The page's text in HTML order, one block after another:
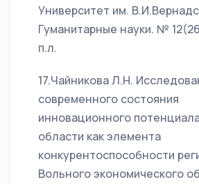
Университет им.
Гуманитарные науки. №
п.л.
17.Чайникова Л.Н.
современного состояния
инновационного
области как элемента
конкурентоспособности
Вольного экономического